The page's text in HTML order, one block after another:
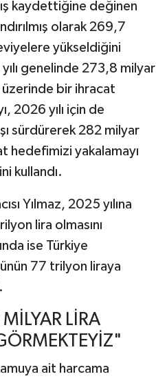
kaydettiğine değinen
olarak 269,7
yükseldiğini
genelinde 273,8 milyar
üzerinde bir ihracat
2026 yılı için de
sürdürerek 282 milyar
hedefimizi yakalamayı
kullandı.
Yılmaz, 2025 yılına
lira olmasını
ise Türkiye
77 trilyon liraya
LİRA
ait harcama